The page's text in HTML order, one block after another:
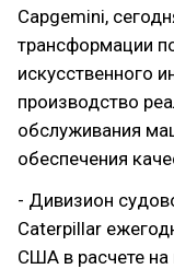
Capgemini,
трансформации
искусственного
производство
обслуживания
обеспечения
- Дивизион
Caterpillar
США в расчете